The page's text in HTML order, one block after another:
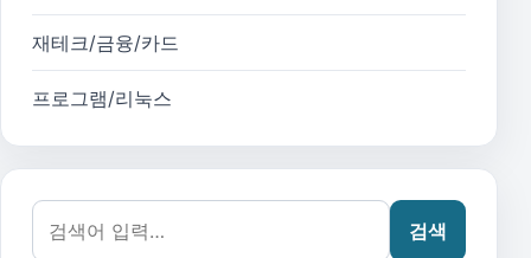
재테크/금융/카드
프로그램/리눅스
검색어:
검색